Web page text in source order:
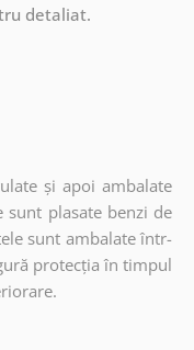
detaliat.
și apoi ambalate
plasate benzi de
sunt ambalate într-
protecția în timpul